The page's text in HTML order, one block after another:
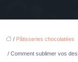
/ Pâtisseries chocolatées
/ Comment sublimer vos